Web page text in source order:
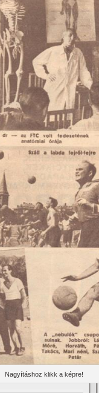
Nagyí­táshoz klikk a képre!